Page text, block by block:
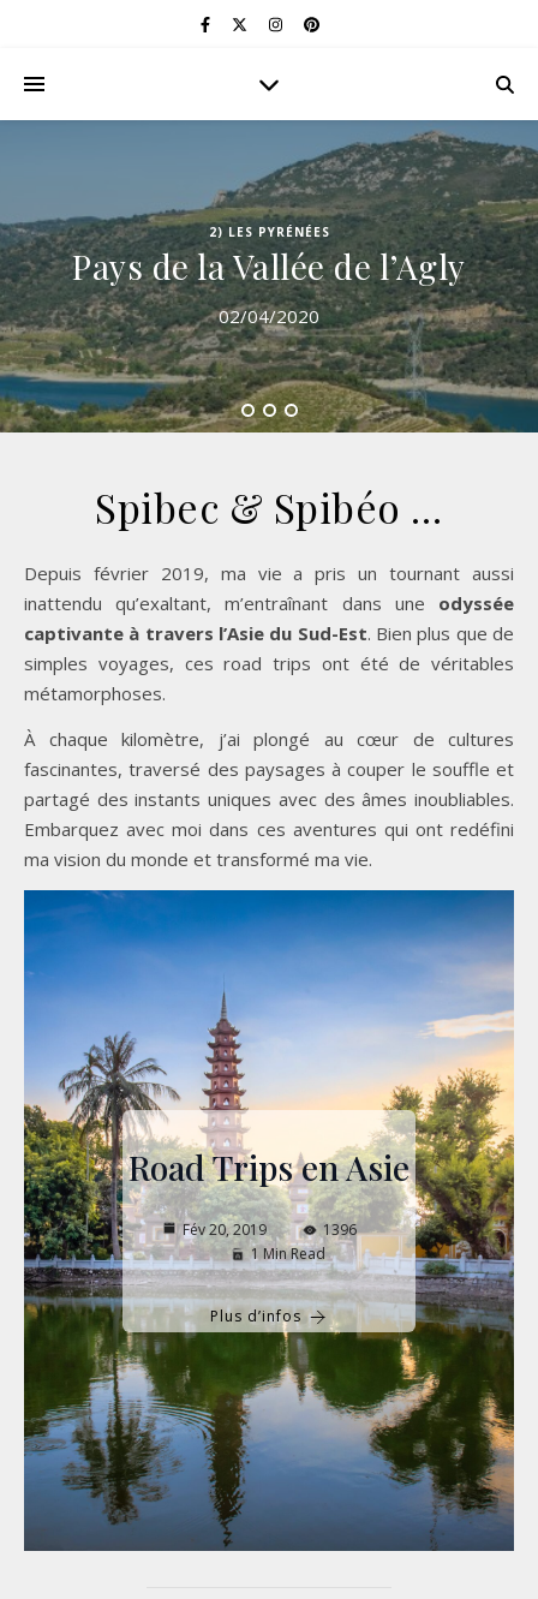
2) LES PYRÉNÉES
Pays de la Vallée de l’Agly
02/04/2020
Spibec & Spibéo …
Depuis février 2019, ma vie a pris un tournant aussi
inattendu qu’exaltant, m’entraînant dans une odyssée
captivante à travers l’Asie du Sud-Est. Bien plus que de
simples voyages, ces road trips ont été de véritables
métamorphoses.
À chaque kilomètre, j’ai plongé au cœur de cultures
fascinantes, traversé des paysages à couper le souffle et
partagé des instants uniques avec des âmes inoubliables.
Embarquez avec moi dans ces aventures qui ont redéfini
ma vision du monde et transformé ma vie.
Road Trips en Asie
Fév 20, 2019
1396
1 Min Read
Plus d’infos